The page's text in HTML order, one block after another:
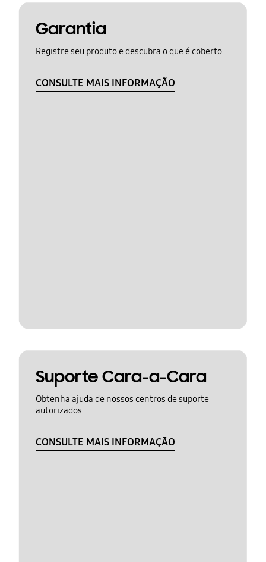
Garantia
Registre seu produto e descubra o que é coberto
CONSULTE MAIS INFORMAÇÃO
Suporte Cara-a-Cara
Obtenha ajuda de nossos centros de suporte
autorizados
CONSULTE MAIS INFORMAÇÃO